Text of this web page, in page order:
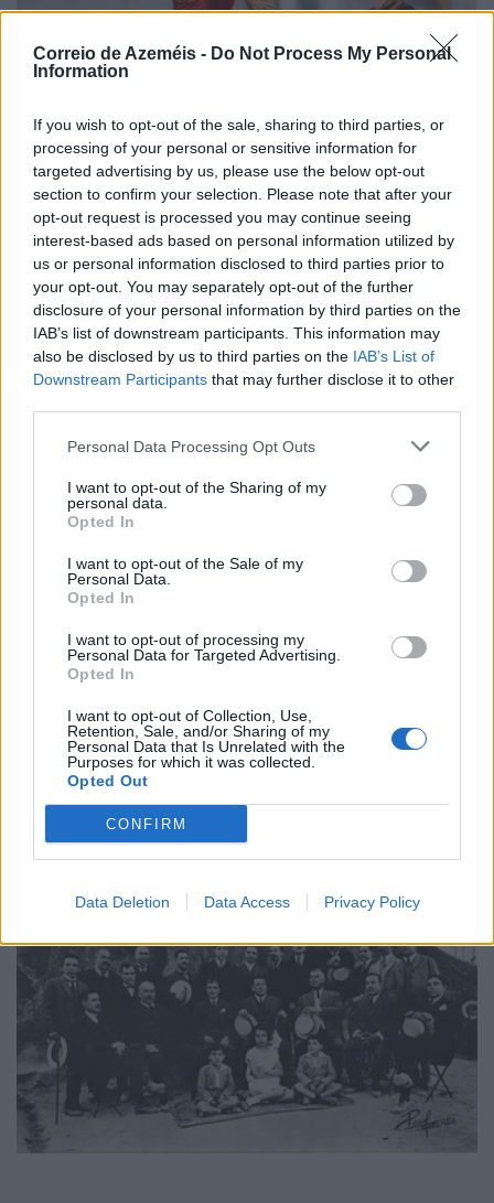
Correio de Azeméis - Do Not Process My Personal
Information
If you wish to opt-out of the sale, sharing to third parties, or
processing of your personal or sensitive information for
targeted advertising by us, please use the below opt-out
section to confirm your selection. Please note that after your
opt-out request is processed you may continue seeing
interest-based ads based on personal information utilized by
us or personal information disclosed to third parties prior to
your opt-out. You may separately opt-out of the further
disclosure of your personal information by third parties on the
IAB’s list of downstream participants. This information may
also be disclosed by us to third parties on the IAB’s List of
Downstream Participants that may further disclose it to other
Personal Data Processing Opt Outs
I want to opt-out of the Sharing of my
personal data.
Opted In
I want to opt-out of the Sale of my
Personal Data.
Opted In
I want to opt-out of processing my
Personal Data for Targeted Advertising.
Opted In
I want to opt-out of Collection, Use,
Retention, Sale, and/or Sharing of my
Personal Data that Is Unrelated with the
Purposes for which it was collected.
Opted Out
CONFIRM
Data Deletion Data Access Privacy Policy
Oliveirense arranca na Liga 3 com um empate
caseiro
8/08/2026
Bombocas animam noite do emigrante das Festas de
La Salette
8/08/2026